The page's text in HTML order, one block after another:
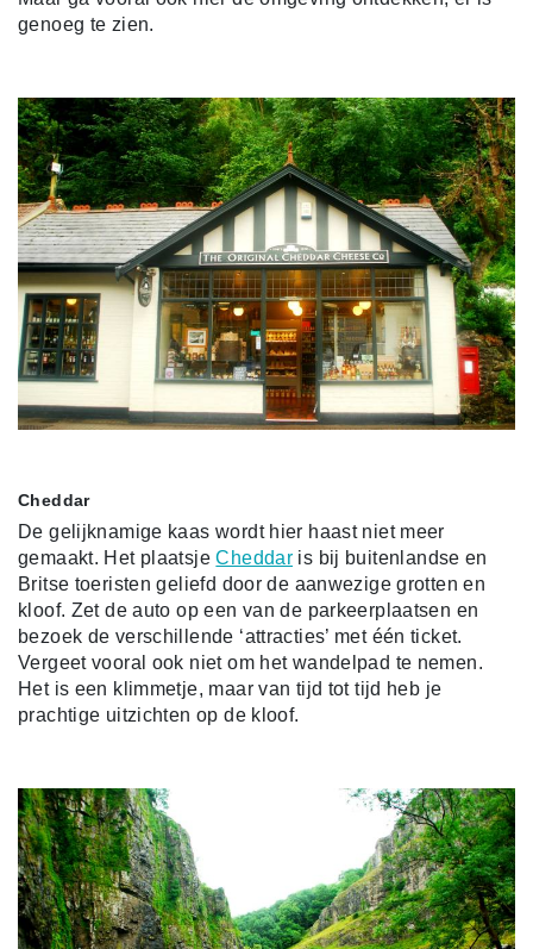
genoeg te zien.
Cheddar
De gelijknamige kaas wordt hier haast niet meer
gemaakt. Het plaatsjeCheddar is bij buitenlandse en
Britse toeristen geliefd door de aanwezige grotten en
kloof. Zet de auto op een van de parkeerplaatsen en
bezoek de verschillende ‘attracties’ met één ticket.
Vergeet vooral ook niet om het wandelpad te nemen.
Het is een klimmetje, maar van tijd tot tijd heb je
prachtige uitzichten op de kloof.